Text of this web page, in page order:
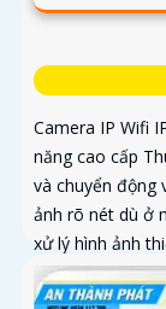
Camera IP Wifi
năng cao cấp
và chuyển động
ảnh rõ nét dù ở
xử lý hình ảnh
ảnh sắc nét